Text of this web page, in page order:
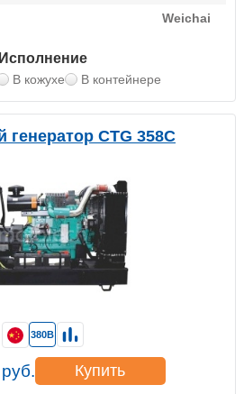
Weichai
Исполнение
В кожухе В контейнере
генератор CTG 358C
380В
руб. Купить